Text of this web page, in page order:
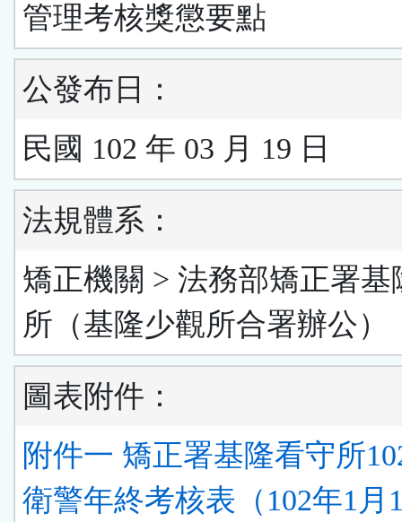
管理考核獎懲要點
公發布日：
民國 102 年 03 月 19 日
法規體系：
矯正機關 > 法務部矯正署基
所（基隆少觀所合署辦公）
圖表附件：
附件一 矯正署基隆看守所
衛警年終考核表（102年1月